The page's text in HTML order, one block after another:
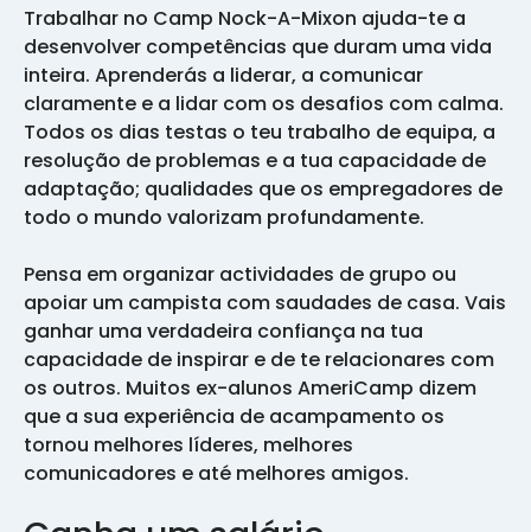
Trabalhar no Camp Nock-A-Mixon ajuda-te a
desenvolver competências que duram uma vida
inteira. Aprenderás a liderar, a comunicar
claramente e a lidar com os desafios com calma.
Todos os dias testas o teu trabalho de equipa, a
resolução de problemas e a tua capacidade de
adaptação; qualidades que os empregadores de
todo o mundo valorizam profundamente.
Pensa em organizar actividades de grupo ou
apoiar um campista com saudades de casa. Vais
ganhar uma verdadeira confiança na tua
capacidade de inspirar e de te relacionares com
os outros. Muitos ex-alunos AmeriCamp dizem
que a sua experiência de acampamento os
tornou melhores líderes, melhores
comunicadores e até melhores amigos.